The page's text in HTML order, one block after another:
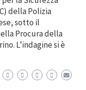
della Polizia
sotto il
Procura della
L’indagine si è